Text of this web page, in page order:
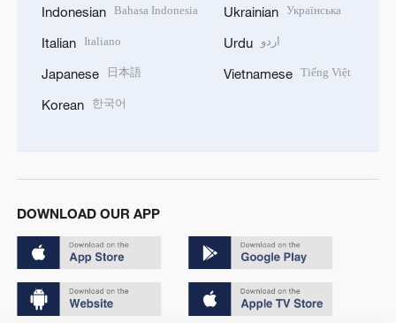
Indonesian Bahasa Indonesia
Italian Italiano
Japanese 日本語
Korean 한국어
Ukrainian Українська
Urdu اردو
Vietnamese Tiếng Việt
DOWNLOAD OUR APP